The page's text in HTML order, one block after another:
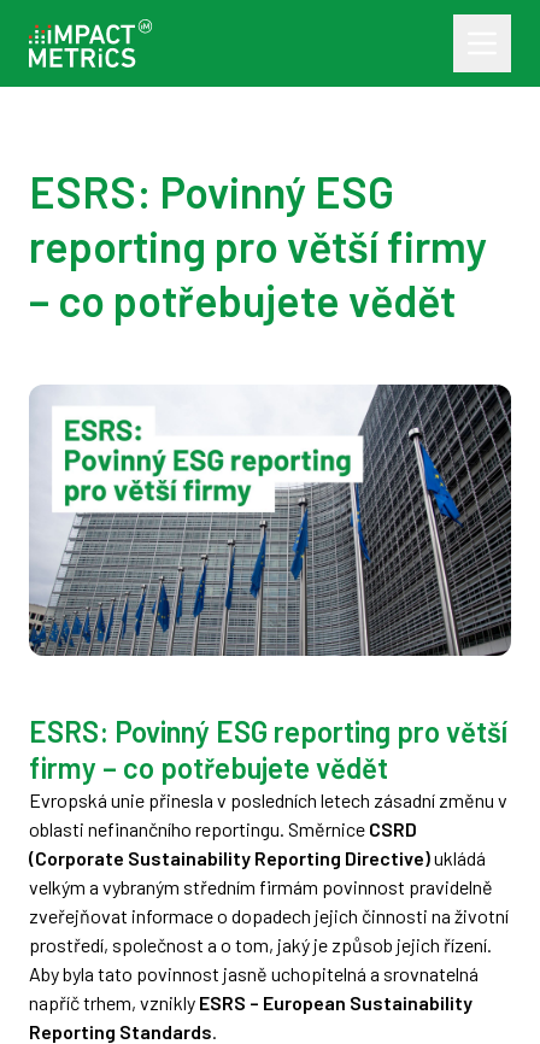
ESRS: Povinný ESG
reporting pro větší firmy
– co potřebujete vědět
ESRS: Povinný ESG reporting pro větší
firmy – co potřebujete vědět
Evropská unie přinesla v posledních letech zásadní změnu v
oblasti nefinančního reportingu. Směrnice CSRD
(Corporate Sustainability Reporting Directive)ukládá
velkým a vybraným středním firmám povinnost pravidelně
zveřejňovat informace o dopadech jejich činnosti na životní
prostředí, společnost a o tom, jaký je způsob jejich řízení.
Aby byla tato povinnost jasně uchopitelná a srovnatelná
napříč trhem, vznikly ESRS – European Sustainability
Reporting Standards.